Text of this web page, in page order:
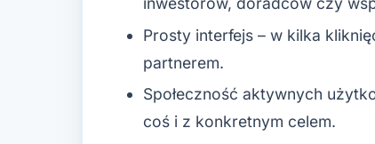
Prosty interfejs – w kilka
partnerem.
Społeczność aktywnych
coś i z konkretnym celem.